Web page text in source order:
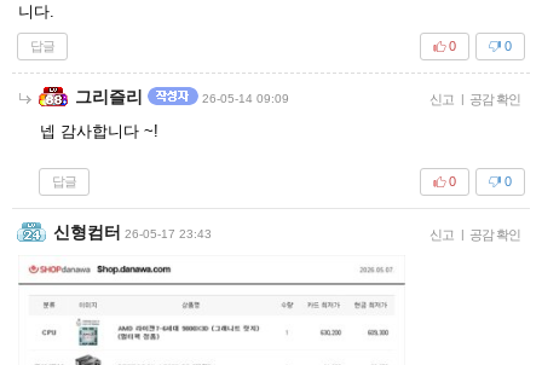
니다.
답글 0
0
그리즐리 26-05-14 09:09 신고 | 공감 확인
넵 감사합니다 ~!
답글 0
0
신형컴터 26-05-17 23:43 신고 | 공감 확인